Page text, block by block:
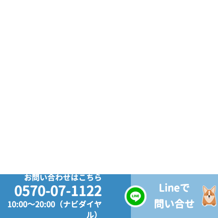
お問い合わせはこちら
0570-07-1122
10:00～20:00（ナビダイヤ
ル）
Lineで
問い合せ